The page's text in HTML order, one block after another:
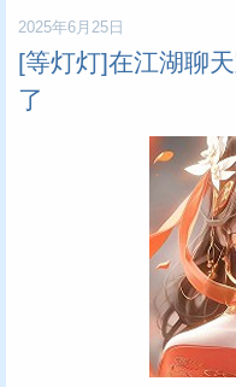
2025年6月25日
[等灯灯]在江湖聊
了